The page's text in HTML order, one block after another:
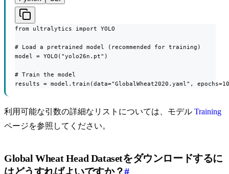
from ultralytics import YOLO
# Load a pretrained model (recommended for training)
model = YOLO("yolo26n.pt")
# Train the model
results = model.train(data="GlobalWheat2020.yaml",
利用可能な引数の詳細なリストについては、モデル Training
ページを参照してください。
Global Wheat Head Datasetをダウンロードするに
はどうすればよいですか？#